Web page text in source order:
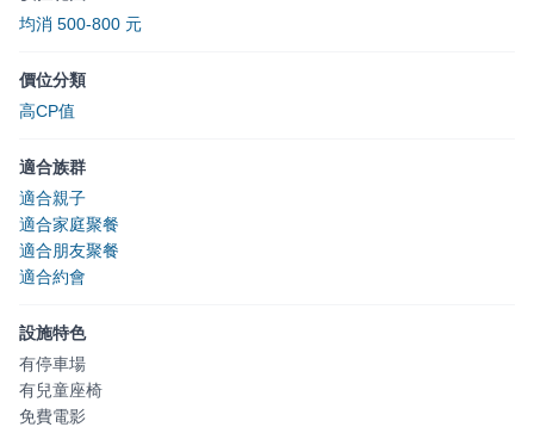
均消 500-800 元
價位分類
高CP值
適合族群
適合親子
適合家庭聚餐
適合朋友聚餐
適合約會
設施特色
有停車場
有兒童座椅
免費電影